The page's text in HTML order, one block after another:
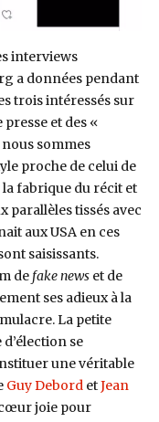
interviews
a données pendant
trois intéressés sur
et des «
sommes
proche de celui de
fabrique du récit et
parallèles tissés avec
aux USA en ces
saisissants.
de fake newset de
ses adieux à la
La petite
se
une véritable
Guy DebordetJean
cœur joie pour